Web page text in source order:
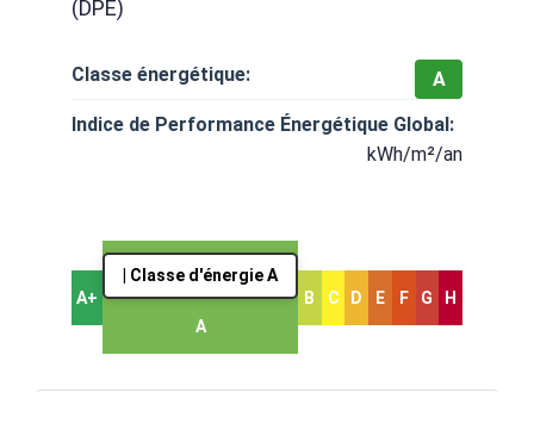
(DPE)
Classe énergétique:
A
Indice de Performance Énergétique Global:
kWh/m²/an
A+
| Classe d'énergie A
A
B C D E F G H